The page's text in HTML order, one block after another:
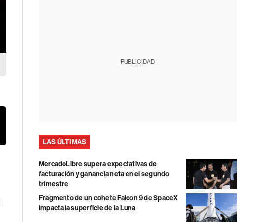
PUBLICIDAD
LAS ÚLTIMAS
MercadoLibre supera expectativas de
facturación y ganancia neta en el segundo
trimestre
Fragmento de un cohete Falcon 9 de SpaceX
impacta la superficie de la Luna